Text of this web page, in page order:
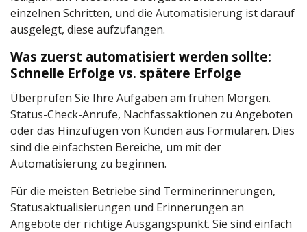
einzelnen Schritten, und die Automatisierung ist darauf
ausgelegt, diese aufzufangen.
Was zuerst automatisiert werden sollte:
Schnelle Erfolge vs. spätere Erfolge
Überprüfen Sie Ihre Aufgaben am frühen Morgen.
Status-Check-Anrufe, Nachfassaktionen zu Angeboten
oder das Hinzufügen von Kunden aus Formularen. Dies
sind die einfachsten Bereiche, um mit der
Automatisierung zu beginnen.
Für die meisten Betriebe sind Terminerinnerungen,
Statusaktualisierungen und Erinnerungen an
Angebote der richtige Ausgangspunkt. Sie sind einfach